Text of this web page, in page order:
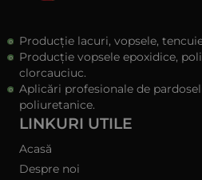
Producție lacuri, vopsele,
Producție vopsele epoxidice,
clorcauciuc.
Aplicări profesionale de
poliuretanice.
LINKURI UTILE
Acasă
Despre noi